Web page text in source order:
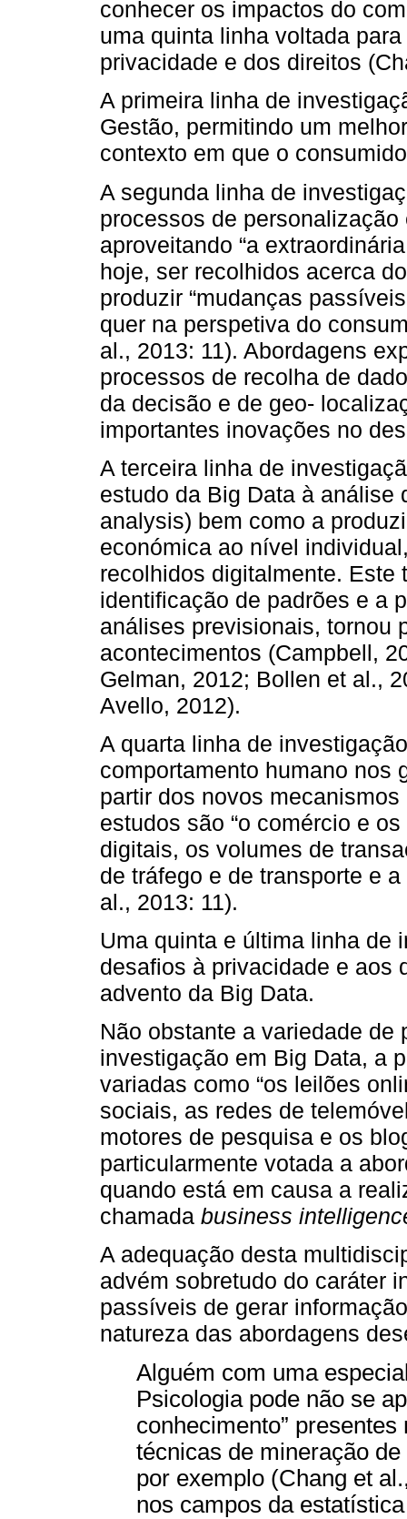
conhecer os impactos do
uma quinta linha voltada
privacidade e dos direitos
A primeira linha de
Gestão, permitindo um
contexto em que o
A segunda linha de
processos de
aproveitando “a
hoje, ser recolhidos acerca
produzir “mudanças
quer na perspetiva do
al., 2013: 11). Abordagens
processos de recolha de
da decisão e de geo-
importantes inovações no
A terceira linha de
estudo da Big Data à análise
analysis) bem como a
económica ao nível
recolhidos digitalmente. Este
identificação de padrões e a
análises previsionais, tornou
acontecimentos (Campbell,
Gelman, 2012; Bollen et al.,
Avello, 2012).
A quarta linha de
comportamento humano nos
partir dos novos
estudos são “o comércio e
digitais, os volumes de
de tráfego e de transporte e
al., 2013: 11).
Uma quinta e última linha de
desafios à privacidade e aos
advento da Big Data.
Não obstante a variedade
investigação em Big Data, a
variadas como “os leilões
sociais, as redes de
motores de pesquisa e os
particularmente votada a
quando está em causa a
chamada business
A adequação desta
advém sobretudo do caráter
passíveis de gerar
natureza das abordagens
Alguém com uma
Psicologia pode não se
conhecimento”
técnicas de mineração
por exemplo (Chang et
nos campos da